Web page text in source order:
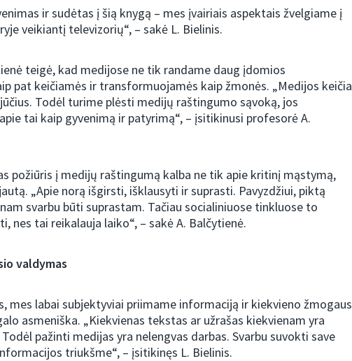
ir sudėtas į šią knygą – mes įvairiais aspektais žvelgiame į
veikiantį televizorių“, – sakė L. Bielinis.
teigė, kad medijose ne tik randame daug įdomios
pat keičiamės ir transformuojamės kaip žmonės. „Medijos keičia
Todėl turime plėsti medijų raštingumo sąvoką, jos
tai kaip gyvenimą ir patyrimą“, – įsitikinusi profesorė A.
požiūris į medijų raštingumą kalba ne tik apie kritinį mąstymą,
„Apie norą išgirsti, išklausyti ir suprasti. Pavyzdžiui, piktą
svarbu būti suprastam. Tačiau socialiniuose tinkluose to
nes tai reikalauja laiko“, – sakė A. Balčytienė.
valdymas
mes labai subjektyviai priimame informaciją ir kiekvieno žmogaus
asmeniška. „Kiekvienas tekstas ar užrašas kiekvienam yra
pažinti medijas yra nelengvas darbas. Svarbu suvokti save
triukšme“, – įsitikinęs L. Bielinis.